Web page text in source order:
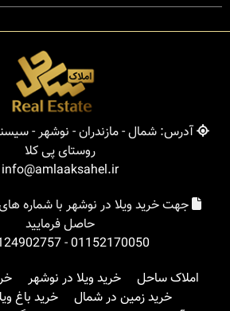
آدرس: شمال - مازندران - نوشهر -
روستای پی کلا
info@amlaaksahel.ir
جهت خرید ویلا در نوشهر با شماره
حاصل فرمایید
01152170050
-
املاک ساحل
خرید ویلا در نوشهر
خرید زمین در شمال
خرید باغ